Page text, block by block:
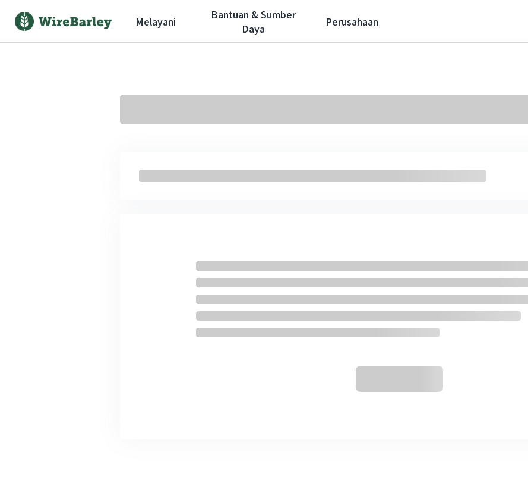
Melayani
Bantuan & Sumber
Daya
Perusahaan